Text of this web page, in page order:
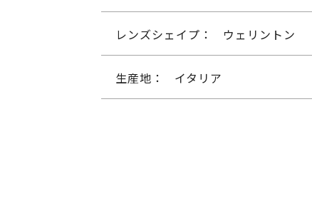
レンズシェイプ： ウェリントン
生産地： イタリア